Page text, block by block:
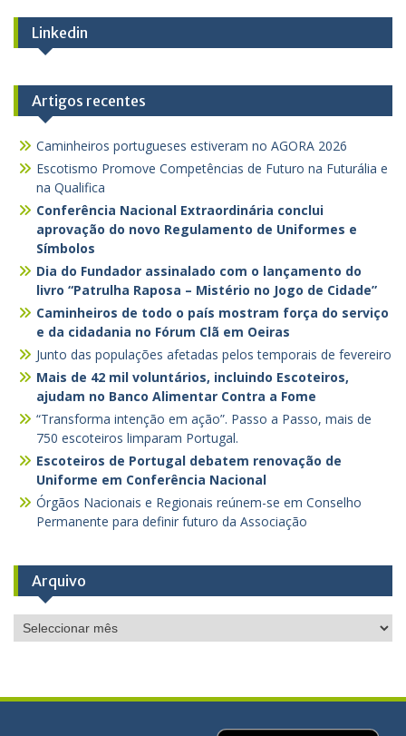
Linkedin
Artigos recentes
Caminheiros portugueses estiveram no AGORA 2026
Escotismo Promove Competências de Futuro na Futurália e
na Qualifica
Conferência Nacional Extraordinária conclui
aprovação do novo Regulamento de Uniformes e
Símbolos
Dia do Fundador assinalado com o lançamento do
livro “Patrulha Raposa – Mistério no Jogo de Cidade”
Caminheiros de todo o país mostram força do serviço
e da cidadania no Fórum Clã em Oeiras
Junto das populações afetadas pelos temporais de fevereiro
Mais de 42 mil voluntários, incluindo Escoteiros,
ajudam no Banco Alimentar Contra a Fome
“Transforma intenção em ação”. Passo a Passo, mais de
750 escoteiros limparam Portugal.
Escoteiros de Portugal debatem renovação de
Uniforme em Conferência Nacional
Órgãos Nacionais e Regionais reúnem-se em Conselho
Permanente para definir futuro da Associação
Arquivo
Arquivo